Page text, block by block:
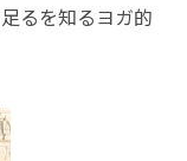
るを知るヨガ的